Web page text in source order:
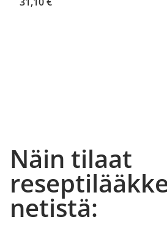
Näin tilaat
netistä: